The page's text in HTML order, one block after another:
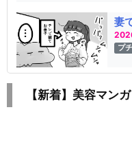
妻
プ
【新着】美容マン